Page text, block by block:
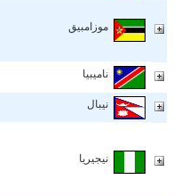
موزامبيق
ناميبيا
نيبال
نيجيريا